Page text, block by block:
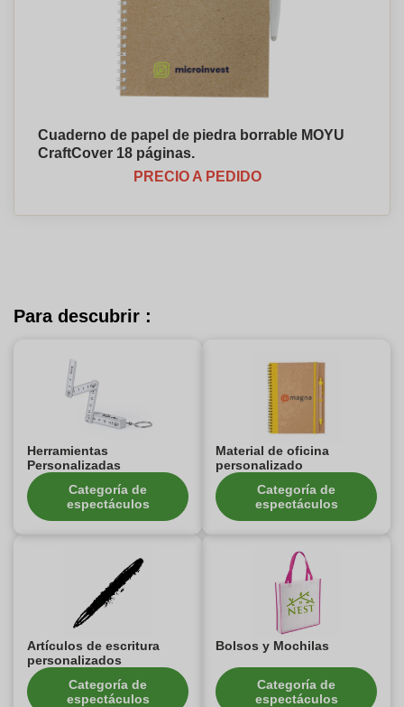
Cuaderno de papel de piedra borrable MOYU
CraftCover 18 páginas.
PRECIO A PEDIDO
Para descubrir :
Herramientas
Personalizadas
Categoría de
espectáculos
Material de oficina
personalizado
Categoría de
espectáculos
Artículos de escritura
personalizados
Categoría de
espectáculos
Bolsos y Mochilas
Categoría de
espectáculos